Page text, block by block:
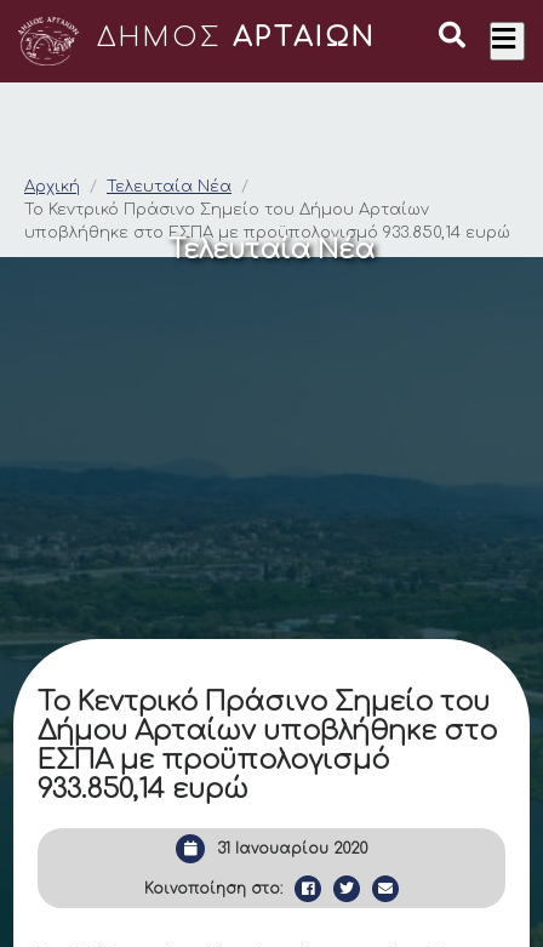
ΔΗΜΟΣ ΑΡΤΑΙΩΝ
Το Κεντρικό
Αρχική
Τελευταία Νέα
Το Κεντρικό Πράσινο Σημείο του Δήμου Αρταίων
υποβλήθηκε στο ΕΣΠΑ με προϋπολογισμό 933.850,14 ευρώ
Τελευταία Νέα
Το Κεντρικό Πράσινο Σημείο του
Δήμου Αρταίων υποβλήθηκε στο
ΕΣΠΑ με προϋπολογισμό
933.850,14 ευρώ
31 Ιανουαρίου 2020
Κοινοποίηση στο: